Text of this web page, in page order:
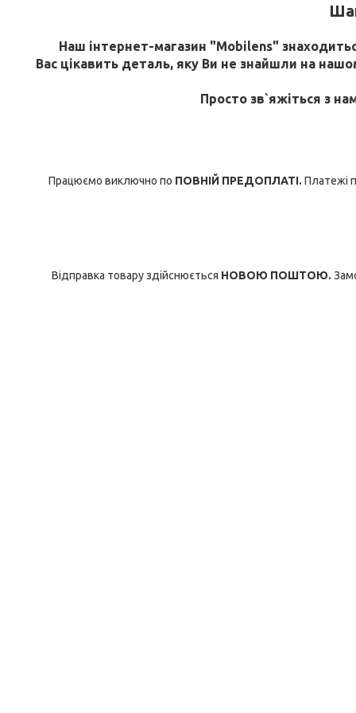
Наш інтернет-магазин "Mobilens"
Вас цікавить деталь, яку Ви не знайшли на
Просто зв`яжіться з
Працюємо виключно по ПОВНІЙ ПРЕДОПЛАТІ. Платежі
Відправка товару здійснюється НОВОЮ ПОШТОЮ.